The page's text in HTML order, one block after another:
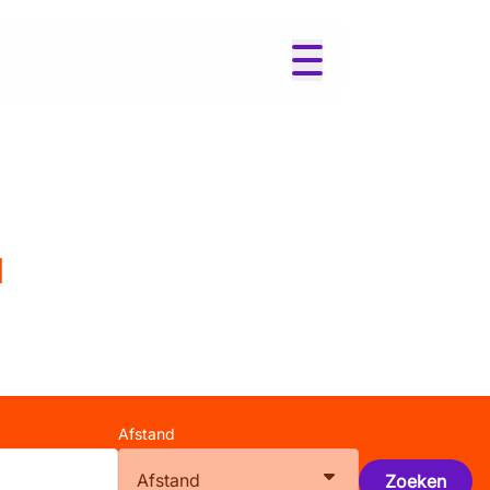
Afstand
Afstand Zoeken